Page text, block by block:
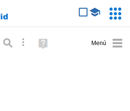
Búsqueda avanzada
Ayuda
(en